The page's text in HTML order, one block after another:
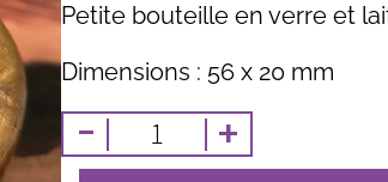
Petite bouteille en verre et
Dimensions : 56 x 20 mm
- +